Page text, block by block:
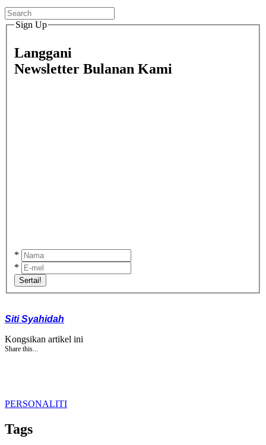
Sign Up
Langgani
Newsletter Bulanan Kami
*
*
Sertai!
Siti Syahidah
Kongsikan artikel ini
Share this...
PERSONALITI
Tags